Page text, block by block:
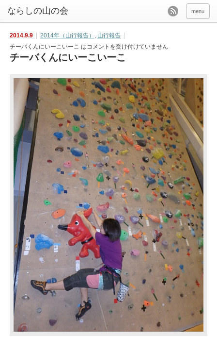
menu
2014.9.9 2014年（山行報告） , 山行報告
チーバくんにいーこいーこ はコメントを受け付けていません
チーバくんにいーこいーこ